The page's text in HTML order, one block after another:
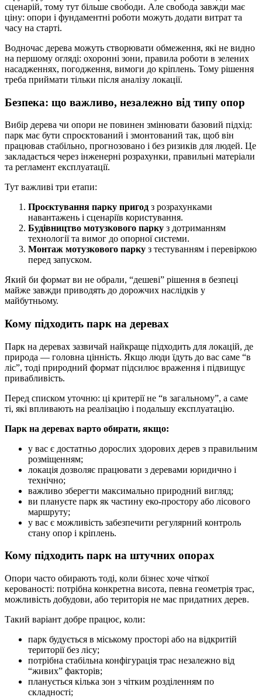
сценарій, тому тут більше свободи. Але свобода завжди має
ціну: опори і фундаментні роботи можуть додати витрат та
часу на старті.
Водночас дерева можуть створювати обмеження, які не видно
на першому огляді: охоронні зони, правила роботи в зелених
насадженнях, погодження, вимоги до кріплень. Тому рішення
треба приймати тільки після аналізу локації.
Безпека: що важливо, незалежно від типу опор
Вибір дерева чи опори не повинен змінювати базовий підхід:
парк має бути спроєктований і змонтований так, щоб він
працював стабільно, прогнозовано і без ризиків для людей. Це
закладається через інженерні розрахунки, правильні матеріали
та регламент експлуатації.
Тут важливі три етапи:
Проєктування парку пригод з розрахунками
навантажень і сценаріїв користування.
Будівництво мотузкового парку з дотриманням
технології та вимог до опорної системи.
Монтаж мотузкового парку з тестуванням і перевіркою
перед запуском.
Який би формат ви не обрали, “дешеві” рішення в безпеці
майже завжди приводять до дорожчих наслідків у
майбутньому.
Кому підходить парк на деревах
Парк на деревах зазвичай найкраще підходить для локацій, де
природа — головна цінність. Якщо люди їдуть до вас саме “в
ліс”, тоді природний формат підсилює враження і підвищує
привабливість.
Перед списком уточню: ці критерії не “в загальному”, а саме
ті, які впливають на реалізацію і подальшу експлуатацію.
Парк на деревах варто обирати, якщо:
у вас є достатньо дорослих здорових дерев з правильним
розміщенням;
локація дозволяє працювати з деревами юридично і
технічно;
важливо зберегти максимально природний вигляд;
ви плануєте парк як частину еко-простору або лісового
маршруту;
у вас є можливість забезпечити регулярний контроль
стану опор і кріплень.
Кому підходить парк на штучних опорах
Опори часто обирають тоді, коли бізнес хоче чіткої
керованості: потрібна конкретна висота, певна геометрія трас,
можливість добудови, або територія не має придатних дерев.
Такий варіант добре працює, коли:
парк будується в міському просторі або на відкритій
території без лісу;
потрібна стабільна конфігурація трас незалежно від
“живих” факторів;
планується кілька зон з чітким розділенням по
складності;